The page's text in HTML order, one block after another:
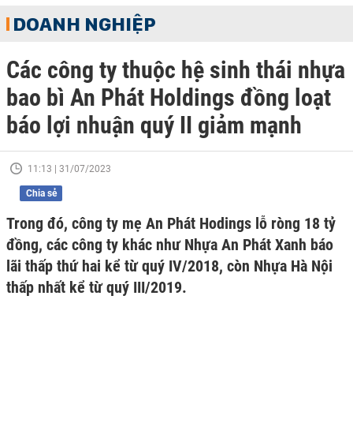
DOANH NGHIỆP
Các công ty thuộc hệ sinh thái nhựa
bao bì An Phát Holdings đồng loạt
báo lợi nhuận quý II giảm mạnh
11:13 | 31/07/2023
Chia sẻ
Trong đó, công ty mẹ An Phát Hodings lỗ ròng 18 tỷ
đồng, các công ty khác như Nhựa An Phát Xanh báo
lãi thấp thứ hai kể từ quý IV/2018, còn Nhựa Hà Nội
thấp nhất kể từ quý III/2019.